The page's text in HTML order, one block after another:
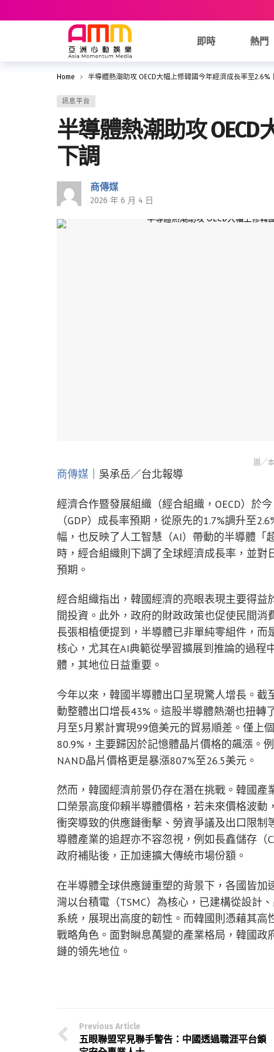
即時 熱門
Home 半導體熱潮助攻 OECD大幅上修韓國今年經濟成長率至2.6%
訊息平台
半導體熱潮助攻
下調
商傳媒
2026 年 6 月 4 日
圖／
商傳媒 ｜吳承岳／台北報導
經濟合作暨發展組織（經合組織，OECD）於
（GDP）成長率預期，從原先的1.7%調升至
幅，也反映了人工智慧（AI）帶動的半導體「
時，經合組織則下調了全球經濟成長率，並
預期。
經合組織指出，韓國經濟的亮眼表現主要得
間投資。此外，政府的財政政策也促使民間
長張相植便提到，半導體已非單純零組件，
核心，尤其在AI典範從學習擴展到推論的過程
體，其地位日益重要。
今年以來，韓國半導體出口呈現驚人增長。
動整體出口增長43%。這股半導體熱潮也扭轉
月至5月累計實現99億美元的貿易順差。僅上
80.9%，主要歸因於記憶體晶片價格的飆漲。
NAND晶片價格更是暴漲807%至26.5美元。
然而，韓國經濟前景仍存在潛在挑戰。韓國
口榮景高度仰賴半導體價格，若未來價格波
衝突導致的供應鏈衝擊、勞資爭議及出口限
導體產業的追趕亦不容忽視，例如長鑫儲存（
政府補貼後，正加速擴大傳統市場份額。
在半導體全球供應鏈重塑的背景下，各國皆
灣以台積電（TSMC）為核心，已建構從設計
系統，展現出高度的韌性。而韓國則憑藉其
戰略角色。面對瞬息萬變的產業格局，韓國
鏈的領先地位。
Previous Article
五眼聯盟罕見聯手警告：中國透過職涯平台鎖